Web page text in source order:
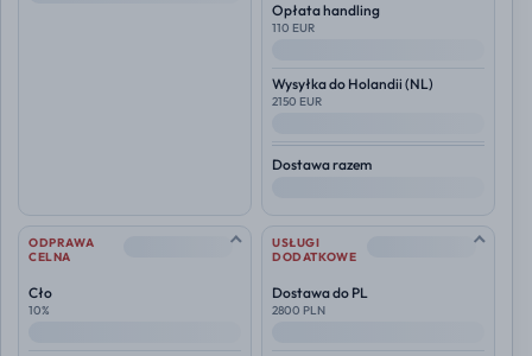
Opłata handling
110 EUR
Wysyłka do Holandii (NL)
2150 EUR
Dostawa razem
ODPRAWA
CELNA
--
Cło
10%
USŁUGI
DODATKOWE
--
Dostawa do PL
2800 PLN